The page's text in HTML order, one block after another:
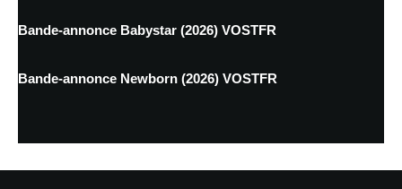
Bande-annonce Babystar (2026) VOSTFR
Bande-annonce Newborn (2026) VOSTFR